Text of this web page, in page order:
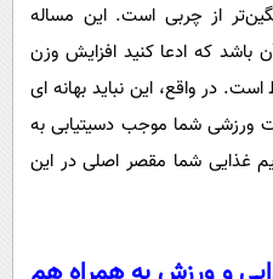
از چربی است. این مساله
باشد که ادعا کنید افزایش وزن
در واقع، این نباید بهانه ای
ورزشی شما موجب دسیتیابی به
غذایی شما مقصر اصلی در این